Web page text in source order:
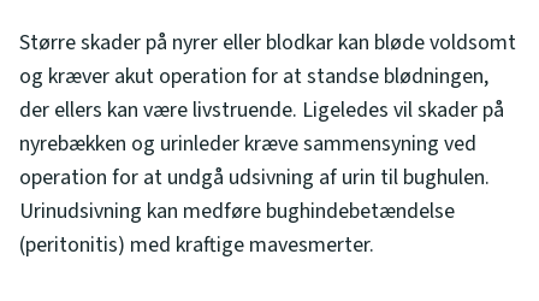
Større skader på nyrer eller blodkar kan bløde voldsomt
og kræver akut operation for at standse blødningen,
der ellers kan være livstruende. Ligeledes vil skader på
nyrebækken og urinleder kræve sammensyning ved
operation for at undgå udsivning af urin til bughulen.
Urinudsivning kan medføre bughindebetændelse
(peritonitis) med kraftige mavesmerter.